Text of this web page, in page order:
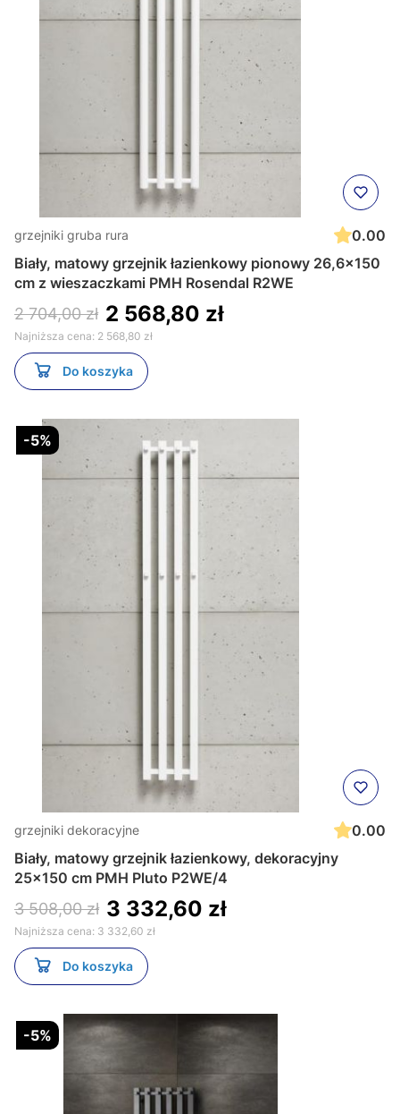
grzejniki gruba rura
0.00
Biały, matowy grzejnik łazienkowy pionowy 26,6x150
cm z wieszaczkami PMH Rosendal R2WE
2 704,00 zł 2 568,80 zł
Najniższa cena: 2 568,80 zł
Do koszyka
-5%
grzejniki dekoracyjne
0.00
Biały, matowy grzejnik łazienkowy, dekoracyjny
25x150 cm PMH Pluto P2WE/4
3 508,00 zł 3 332,60 zł
Najniższa cena: 3 332,60 zł
Do koszyka
-5%